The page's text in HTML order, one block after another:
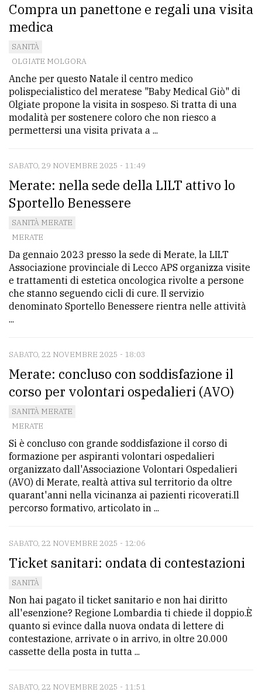
Compra un panettone e regali una visita
medica
SANITÀ
OLGIATE MOLGORA
Anche per questo Natale il centro medico
polispecialistico del meratese "Baby Medical Giò" di
Olgiate propone la visita in sospeso. Si tratta di una
modalità per sostenere coloro che non riesco a
permettersi una visita privata a ...
SABATO, 29 NOVEMBRE 2025 - 11:49
Merate: nella sede della LILT attivo lo
Sportello Benessere
SANITÀ MERATE
MERATE
Da gennaio 2023 presso la sede di Merate, la LILT
Associazione provinciale di Lecco APS organizza visite
e trattamenti di estetica oncologica rivolte a persone
che stanno seguendo cicli di cure. Il servizio
denominato Sportello Benessere rientra nelle attività
...
SABATO, 22 NOVEMBRE 2025 - 18:03
Merate: concluso con soddisfazione il
corso per volontari ospedalieri (AVO)
SANITÀ MERATE
MERATE
Si è concluso con grande soddisfazione il corso di
formazione per aspiranti volontari ospedalieri
organizzato dall'Associazione Volontari Ospedalieri
(AVO) di Merate, realtà attiva sul territorio da oltre
quarant'anni nella vicinanza ai pazienti ricoverati.Il
percorso formativo, articolato in ...
SABATO, 22 NOVEMBRE 2025 - 12:06
Ticket sanitari: ondata di contestazioni
SANITÀ
Non hai pagato il ticket sanitario e non hai diritto
all'esenzione? Regione Lombardia ti chiede il doppio.È
quanto si evince dalla nuova ondata di lettere di
contestazione, arrivate o in arrivo, in oltre 20.000
cassette della posta in tutta ...
SABATO, 22 NOVEMBRE 2025 - 11:51